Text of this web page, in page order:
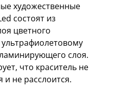
художественные
состоят из
цветного
ультрафиолетовому
слоя.
что краситель не
и не расслоится.